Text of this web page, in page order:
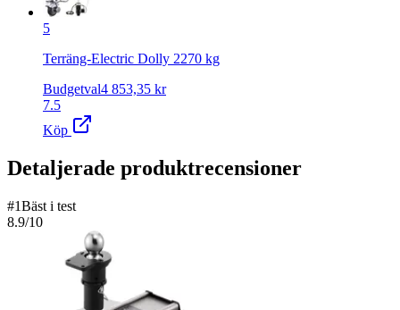
5
Terräng-Electric Dolly 2270 kg
Budgetval4 853,35 kr
7.5
Köp
Detaljerade produktrecensioner
#1Bäst i test
8.9/10